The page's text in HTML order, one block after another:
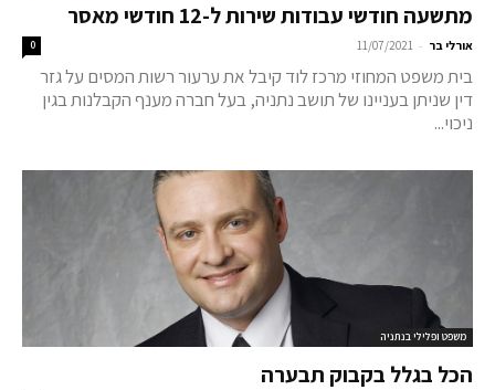
מתשעה חודשי עבודות שירות ל-12 חודשי מאסר
אורלי בר -
11/07/2021
0
בית משפט המחוזי מרכז לוד קיבל את ערעור רשות המסים על גזר
דין שניתן בעניינו של תושב נתניה, בעל חברה מענף הקבלנות בגין
ניכוי...
משפט ופלילי בנתניה
הכל בגלל בקבוק תבערה